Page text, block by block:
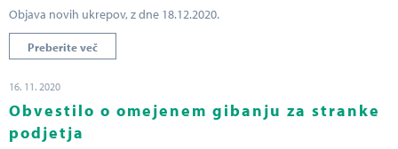
Objava novih ukrepov, z dne 18.12.2020.
Preberite več
16. 11. 2020
Obvestilo o omejenem gibanju za stranke
podjetja